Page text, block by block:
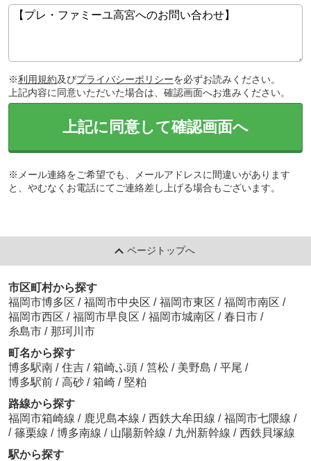
※利用規約及びプライバシーポリシーを必ずお読みください。
上記内容に同意いただいた場合は、確認画面へお進みください。
上記に同意して確認画面へ
※メール連絡をご希望でも、メールアドレスに間違いがあります
と、やむなくお電話にてご連絡差し上げる場合もございます。
ページトップへ
市区町村から探す
福岡市博多区 / 福岡市中央区 / 福岡市東区 / 福岡市南区 /
福岡市西区 / 福岡市早良区 / 福岡市城南区 / 春日市 /
糸島市 / 那珂川市
町名から探す
博多駅南 / 住吉 / 箱崎ふ頭 / 筥松 / 美野島 / 平尾 /
博多駅前 / 高砂 / 箱崎 / 堅粕
路線から探す
福岡市箱崎線 / 鹿児島本線 / 西鉄大牟田線 / 福岡市七隈線 /
/ 篠栗線 / 博多南線 / 山陽新幹線 / 九州新幹線 / 西鉄貝塚線
駅から探す